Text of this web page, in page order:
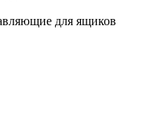
для ящиков